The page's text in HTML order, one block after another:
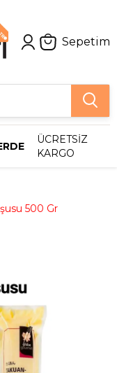
Sepetim
ÜCRETSİZ
KARGO
500 Gr